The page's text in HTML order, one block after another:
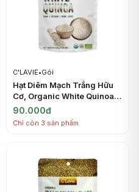
C'LAVIE•Gói
Hạt Diêm Mạch Trắng Hữu
Cơ, Organic White Quinoa,
7.05 oz (200g) - C'LAVIE
90.000đ
Chỉ còn 3 sản phẩm